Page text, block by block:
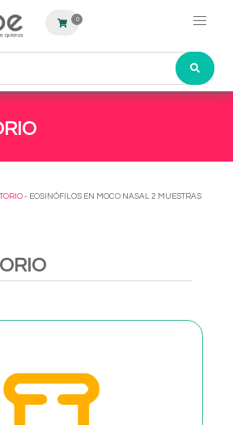
0
- EOSINÓFILOS EN MOCO NASAL 2 MUESTRAS